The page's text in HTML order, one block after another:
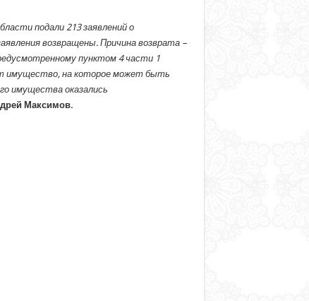
подали 213 заявлений о
возвращены. Причина возврата –
пунктом 4 части 1
имущество, на которое может быть
имущества оказались
Максимов.